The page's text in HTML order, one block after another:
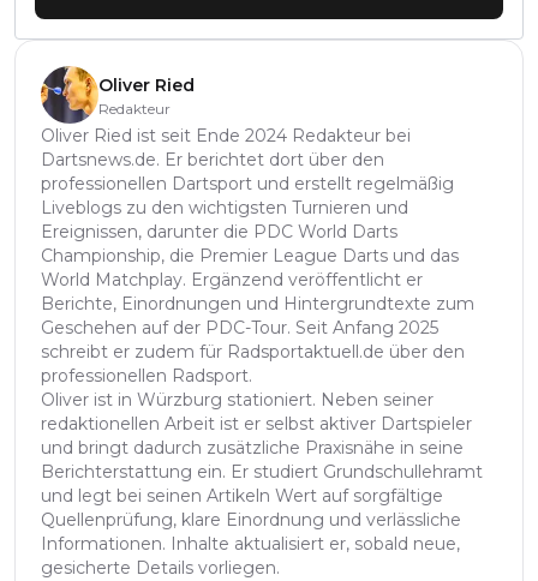
Oliver Ried
Redakteur
Oliver Ried ist seit Ende 2024 Redakteur bei
Dartsnews.de. Er berichtet dort über den
professionellen Dartsport und erstellt regelmäßig
Liveblogs zu den wichtigsten Turnieren und
Ereignissen, darunter die PDC World Darts
Championship, die Premier League Darts und das
World Matchplay. Ergänzend veröffentlicht er
Berichte, Einordnungen und Hintergrundtexte zum
Geschehen auf der PDC-Tour. Seit Anfang 2025
schreibt er zudem für Radsportaktuell.de über den
professionellen Radsport.
Oliver ist in Würzburg stationiert. Neben seiner
redaktionellen Arbeit ist er selbst aktiver Dartspieler
und bringt dadurch zusätzliche Praxisnähe in seine
Berichterstattung ein. Er studiert Grundschullehramt
und legt bei seinen Artikeln Wert auf sorgfältige
Quellenprüfung, klare Einordnung und verlässliche
Informationen. Inhalte aktualisiert er, sobald neue,
gesicherte Details vorliegen.